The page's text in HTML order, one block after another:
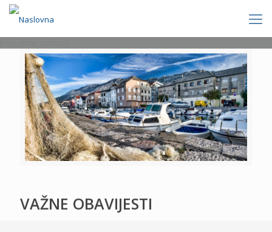
VAŽNE OBAVIJESTI